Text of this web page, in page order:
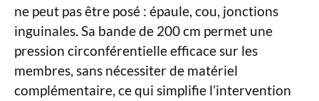
ne peut pas être posé : épaule, cou, jonctions
inguinales. Sa bande de 200 cm permet une
pression circonférentielle efficace sur les
membres, sans nécessiter de matériel
complémentaire, ce qui simplifie l’intervention